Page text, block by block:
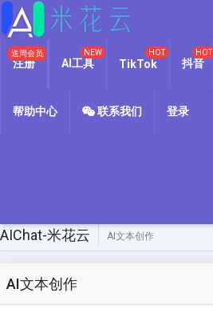
注册
送周会员
AI工具
NEW
TikTok
HOT
抖音
HOT
帮助中心 联系我们 登录
AIChat-米花云 AI文本创作
AI文本创作